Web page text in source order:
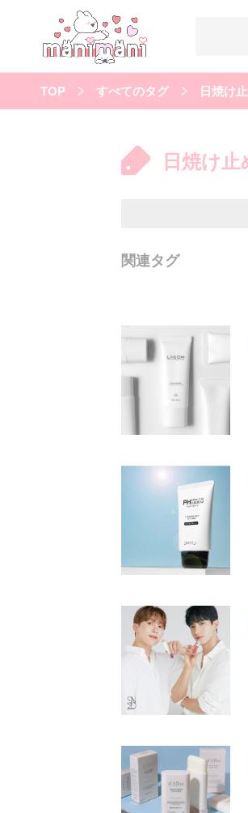
カテゴリー一覧
運営会社
プライバシーポリシー
お問い合わせ
TOP すべてのタグ 日焼け
日焼け止
関連タグ